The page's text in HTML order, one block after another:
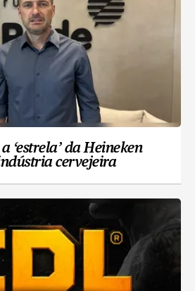
‘estrela’ da Heineken
cervejeira